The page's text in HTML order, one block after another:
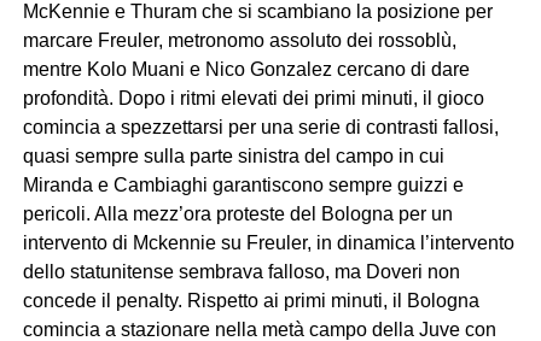
McKennie e Thuram che si scambiano la posizione per
marcare Freuler, metronomo assoluto dei rossoblù,
mentre Kolo Muani e Nico Gonzalez cercano di dare
profondità. Dopo i ritmi elevati dei primi minuti, il gioco
comincia a spezzettarsi per una serie di contrasti fallosi,
quasi sempre sulla parte sinistra del campo in cui
Miranda e Cambiaghi garantiscono sempre guizzi e
pericoli. Alla mezz’ora proteste del Bologna per un
intervento di Mckennie su Freuler, in dinamica l’intervento
dello statunitense sembrava falloso, ma Doveri non
concede il penalty. Rispetto ai primi minuti, il Bologna
comincia a stazionare nella metà campo della Juve con